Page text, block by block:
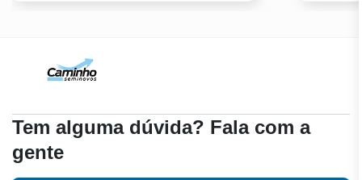
Tem alguma dúvida? Fala com a
gente